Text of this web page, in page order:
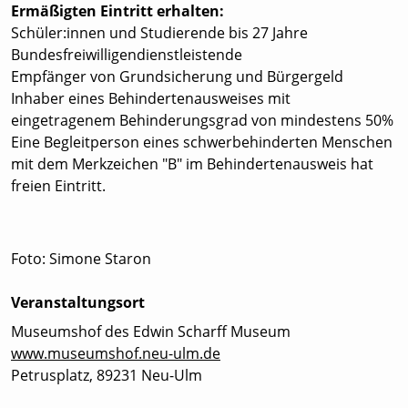
Ermäßigten Eintritt erhalten:
Schüler:innen und Studierende bis 27 Jahre
Bundesfreiwilligendienstleistende
Empfänger von Grundsicherung und Bürgergeld
Inhaber eines Behindertenausweises mit
eingetragenem Behinderungsgrad von mindestens 50%
Eine Begleitperson eines schwerbehinderten Menschen
mit dem Merkzeichen "B" im Behindertenausweis hat
freien Eintritt.
Foto: Simone Staron
Veranstaltungsort
Museumshof des Edwin Scharff Museum
www.museumshof.neu-ulm.de
Petrusplatz, 89231 Neu-Ulm